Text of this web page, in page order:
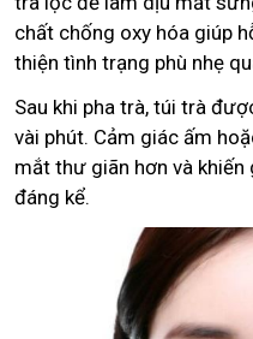
chất chống oxy hóa giúp
thiện tình trạng phù nhẹ
Sau khi pha trà, túi trà
vài phút. Cảm giác ấm
mắt thư giãn hơn và
đáng kể.